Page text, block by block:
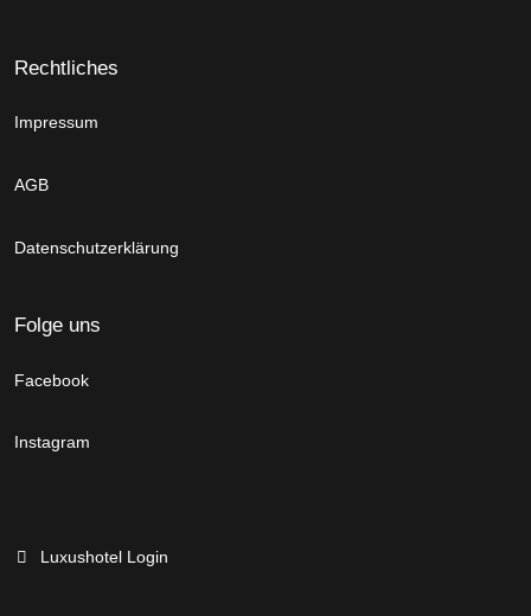
Rechtliches
Impressum
AGB
Datenschutzerklärung
Folge uns
Facebook
Instagram
Luxushotel Login